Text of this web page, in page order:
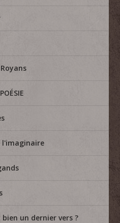
l'imaginaire
un dernier vers ?